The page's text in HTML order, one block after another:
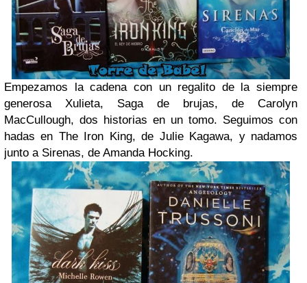
Empezamos la cadena con un regalito de la siempre
generosa Xulieta, Saga de brujas, de Carolyn
MacCullough, dos historias en un tomo. Seguimos con
hadas en The Iron King, de Julie Kagawa, y nadamos
junto a Sirenas, de Amanda Hocking.